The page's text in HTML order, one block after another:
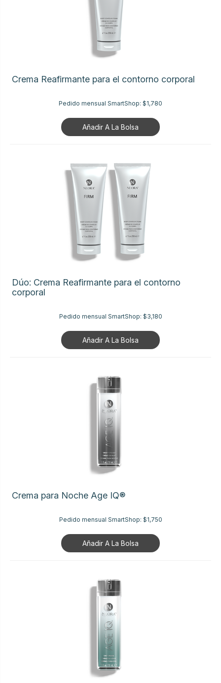
Crema Reafirmante para el contorno corporal
Pedido mensual SmartShop: $1,780
Añadir A La Bolsa
Dúo: Crema Reafirmante para el contorno
corporal
Pedido mensual SmartShop: $3,180
Añadir A La Bolsa
Crema para Noche Age IQ®
Pedido mensual SmartShop: $1,750
Añadir A La Bolsa